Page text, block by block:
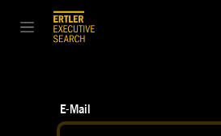
Zum Inhalt springen
E-Mail